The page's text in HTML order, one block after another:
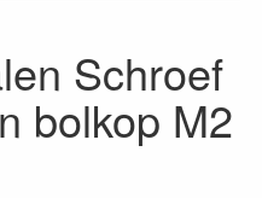
Schroef
bolkop M2